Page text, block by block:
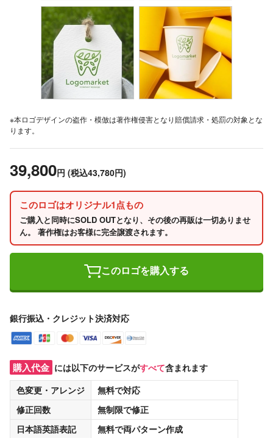
※本ロゴデザインの盗作・模倣は著作権侵害となり賠償請求・処罰の対象とな
ります。
39,800円 (税込43,780円)
このロゴはオリジナル1点もの
ご購入と同時にSOLD OUTとなり、その後の再販は一切ありませ
ん。 著作権はお客様に完全譲渡されます。
このロゴを購入する
銀行振込・クレジット決済対応
購入代金 には以下のサービスがすべて含まれます
色変更・アレンジ
無料で対応
修正回数
無制限で修正
日本語英語表記
無料で両パターン作成